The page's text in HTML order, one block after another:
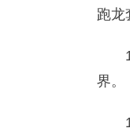
跑龙
界。